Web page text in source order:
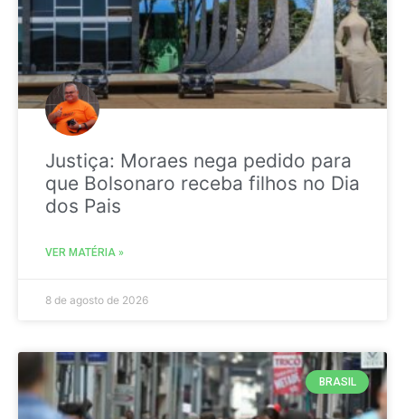
Justiça: Moraes nega pedido para
que Bolsonaro receba filhos no Dia
dos Pais
VER MATÉRIA »
8 de agosto de 2026
BRASIL